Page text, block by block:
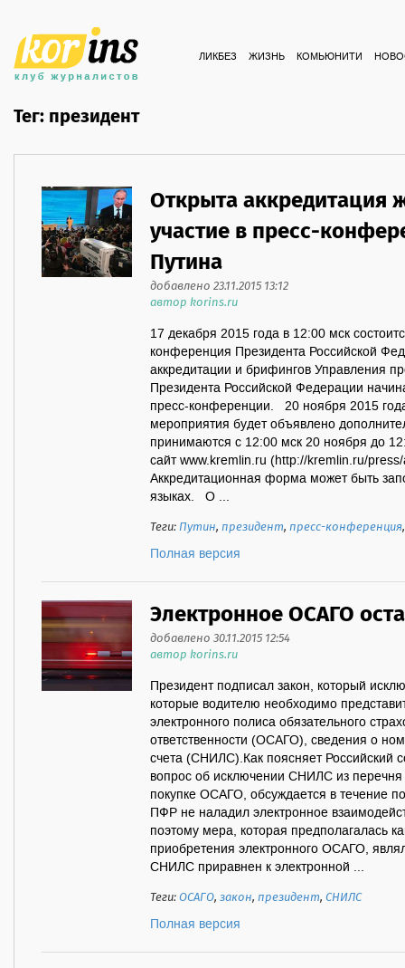
ЛИКБЕЗ ЖИЗНЬ КОМЬЮНИТИ
Тег: президент
Открыта аккредитация
участие в пресс-
Путина
добавлено 23.11.2015 13:12
автор korins.ru
17 декабря 2015 года в 12:00 мск
конференция Президента Российской
аккредитации и брифингов Управления
Президента Российской Федерации
пресс-конференции. 20 ноября 2015
мероприятия будет объявлено
принимаются с 12:00 мск 20 ноября до
сайт www.kremlin.ru (http://kremlin.ru/
Аккредитационная форма может быть
языках. О ...
Теги:Путин,президент,пресс-конференция
Полная версия
Электронное ОСАГО
добавлено 30.11.2015 12:54
автор korins.ru
Президент подписал закон, который
которые водителю необходимо
электронного полиса обязательного
ответственности (ОСАГО), сведения о
счета (СНИЛС).Как поясняет Российский
вопрос об исключении СНИЛС из
покупке ОСАГО, обсуждается в течение
ПФР не наладил электронное
поэтому мера, которая предполагалась
приобретения электронного ОСАГО,
СНИЛС приравнен к электронной ...
Теги:ОСАГО,закон,президент,СНИЛС
Полная версия